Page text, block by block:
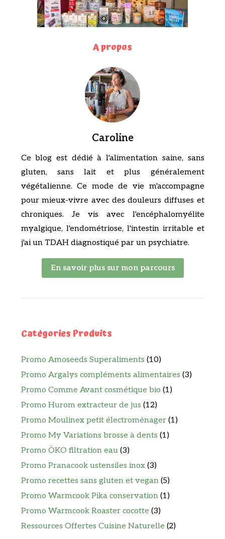
A propos
Caroline
Ce blog est dédié à l'alimentation saine, sans
gluten, sans lait et plus généralement
végétalienne. Ce mode de vie m'accompagne
pour mieux-vivre avec des douleurs diffuses et
chroniques. Je vis avec l'encéphalomyélite
myalgique, l'endométriose, l'intestin irritable et
j'ai un TDAH diagnostiqué par un psychiatre.
En savoir plus sur mon parcours
Catégories Produits
Promo Amoseeds Superaliments (10)
Promo Argalys compléments alimentaires (3)
Promo Comme Avant cosmétique bio (1)
Promo Hurom extracteur de jus (12)
Promo Moulinex petit électroménager (1)
Promo My Variations brosse à dents (1)
Promo ÖKO filtration eau (3)
Promo Pranacook ustensiles inox (3)
Promo recettes sans gluten et vegan (5)
Promo Warmcook Pika conservation (1)
Promo Warmcook Roaster cocotte (3)
Ressources Offertes Cuisine Naturelle (2)